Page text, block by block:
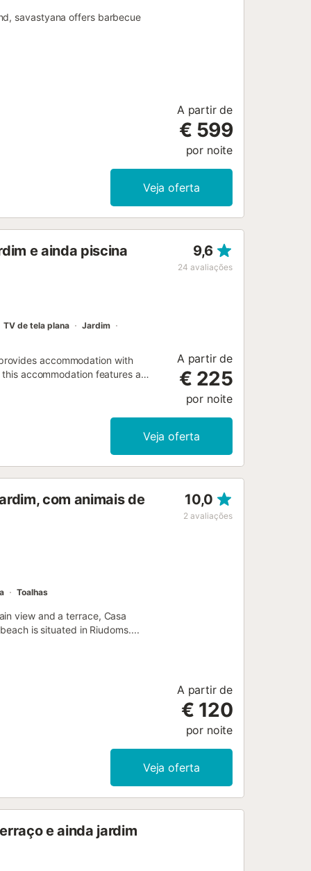
savastyana offers barbecue
A partir de
€ 599
por noite
Veja oferta
e ainda piscina 9,6
24 avaliações
TV de tela plana
Jardim
accommodation with
accommodation features a
A partir de
€ 225
por noite
Veja oferta
com animais de
10,0
2 avaliações
Toalhas
view and a terrace, Casa
is situated in Riudoms....
A partir de
€ 120
por noite
Veja oferta
e ainda jardim